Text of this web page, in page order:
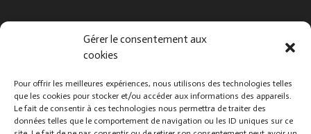
Gérer le consentement aux
cookies
Pour offrir les meilleures expériences, nous utilisons des technologies telles
que les cookies pour stocker et/ou accéder aux informations des appareils.
Le fait de consentir à ces technologies nous permettra de traiter des
données telles que le comportement de navigation ou les ID uniques sur ce
Suivez-nous !